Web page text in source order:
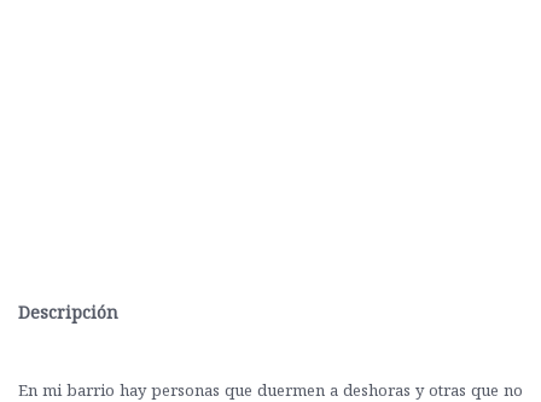
Descripción
En mi barrio hay personas que duermen a deshoras y otras que no